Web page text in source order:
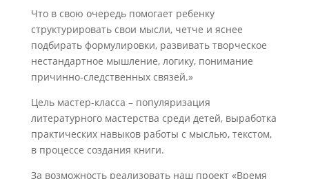
Что в свою очередь помогает ребенку
структурировать свои мысли, четче и яснее
подбирать формулировки, развивать творческое
нестандартное мышление, логику, понимание
причинно-следственных связей.»
Цель мастер-класса – популяризация
литературного мастерства среди детей, выработка
практических навыков работы с мыслью, текстом,
в процессе создания книги.
За возможность реализовать наш проект «Время